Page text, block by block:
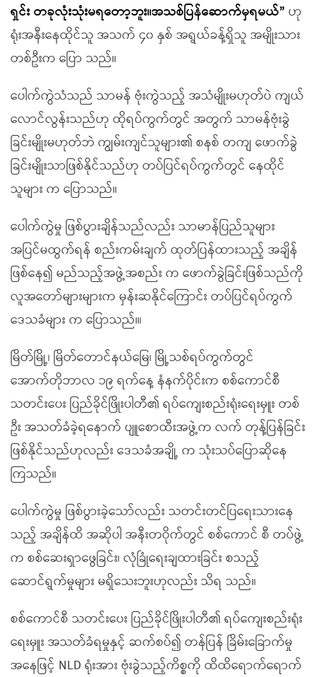
ရှင်း တခုလုံးသုံးမရတော့ဘူး။အသစ်ပြန်ဆောက်မှရမယ်” ဟု
ရုံးအနီးနေထိုင်သူ အသက် ၄၀ နှစ် အရွယ်ခန့်ရှိသူ အမျိုးသား
တစ်ဦးက ပြော သည်။
ပေါက်ကွဲသံသည် သာမန် ဗုံးကွဲသည့် အသံမျိုးမဟုတ်ပဲ ကျယ်
လောင်လွန်းသည်ဟု ထိုရပ်ကွက်တွင် အတွက် သာမန်ဗုံးခွဲ
ခြင်းမျိုးမဟုတ်ဘဲ ကျွမ်းကျင်သူများ၏ စနစ် တကျ ဖောက်ခွဲ
ခြင်းမျိုးသာဖြစ်နိုင်သည်ဟု တပ်ပြင်ရပ်ကွက်တွင် နေထိုင်
သူများ က ပြောသည်။
ပေါက်ကွဲမှု ဖြစ်ပွားချိန်သည်လည်း သာမာန်ပြည်သူများ
အပြင်မထွက်ရန် စည်းကမ်းချက် ထုတ်ပြန်ထားသည့် အချိန်
ဖြစ်နေ၍ မည်သည့်အဖွဲ့အစည်း က ဖောက်ခွဲခြင်းဖြစ်သည်ကို
လူအတော်များများက မှန်းဆနိုင်ကြောင်း တပ်ပြင်ရပ်ကွက်
ဒေသခံများ က ပြောသည်။၊
မြိတ်မြို့၊ မြိတ်တောင်နယ်မြေ၊ မြို့သစ်ရပ်ကွက်တွင်
အောက်တိုဘာလ ၁၉ ရက်နေ့ နံနက်ပိုင်းက စစ်ကောင်စီ
သတင်းပေး ပြည်ခိုင်ဖြိုးပါတီ၏ ရပ်ကျေးစည်းရုံးရေးမှူး တစ်
ဦး အသတ်ခံခဲ့ရနောက် ပျူစောထီးအဖွဲ့က လက် တုန့်ပြန်ခြင်း
ဖြစ်နိုင်သည်ဟုလည်း ဒေသခံအချို့ က သုံးသပ်ပြောဆိုနေ
ကြသည်။
ပေါက်ကွဲမှု ဖြစ်ပွားခဲ့သော်လည်း သတင်းတင်ပြရေးသားနေ
သည့် အချိန်ထိ အဆိုပါ အနီးတဝိုက်တွင် စစ်ကောင် စီ တပ်ဖွဲ့
က စစ်ဆေးရှာဖွေခြင်း၊ လုံခြုံရေးချထားခြင်း စသည့်
ဆောင်ရွက်မှုများ မရှိသေးဘူးဟုလည်း သိရ သည်။
စစ်ကောင်စီ သတင်းပေး ပြည်ခိုင်ဖြိုးပါတီ၏ ရပ်ကျေးစည်းရုံး
ရေးမှူး အသတ်ခံရမှုနှင့် ဆက်စပ်၍ တန်ပြန် ခြိမ်းခြောက်မှု
အနေဖြင့် NLD ရုံးအား ဗုံးခွဲသည့်ကိစ္စကို ထိထိရောက်ရောက်